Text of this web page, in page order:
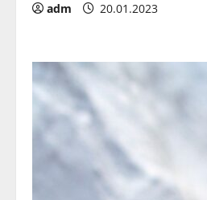
adm 20.01.2023